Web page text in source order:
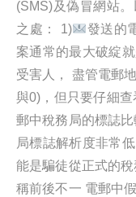
(SMS)及偽冒網站
之處： 1)
發送的
案通常的最大破綻
受害人， 盡管電郵
與0)，但只要仔細
郵中稅務局的標誌
局標誌解析度非常
能是騙徒從正式的
稱前後不一 電郵中